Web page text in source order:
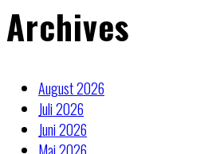
Archives
August 2026
Juli 2026
Juni 2026